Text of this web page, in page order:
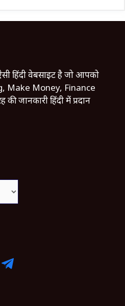
हिंदी वेबसाइट है जो आपको
Make Money, Finance
जानकारी हिंदी में प्रदान